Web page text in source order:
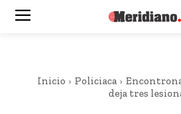
Inicio Policiaca
deja tres